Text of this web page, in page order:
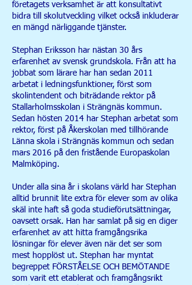
företagets verksamhet är att konsultativt
bidra till skolutveckling vilket också inkluderar
en mängd närliggande tjänster.
Stephan Eriksson har nästan 30 års
erfarenhet av svensk grundskola. Från att ha
jobbat som lärare har han sedan 2011
arbetat i ledningsfunktioner, först som
skolintendent och biträdande rektor på
Stallarholmsskolan i Strängnäs kommun.
Sedan hösten 2014 har Stephan arbetat som
rektor, först på Åkerskolan med tillhörande
Länna skola i Strängnäs kommun och sedan
mars 2016 på den fristående Europaskolan
Malmköping.​​
Under alla sina år i skolans värld har Stephan
alltid brunnit lite extra för elever som av olika
skäl inte haft så goda studieförutsättningar,
oavsett orsak. Han har samlat på sig en diger
erfarenhet av att hitta framgångsrika
lösningar för elever även när det ser som
mest hopplöst ut. Stephan har myntat
begreppet FÖRSTÅELSE OCH BEMÖTANDE
som varit ett etablerat och framgångsrikt